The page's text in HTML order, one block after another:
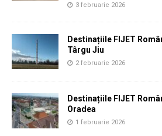
3 februarie 2026
Destinațiile FIJET
Târgu Jiu
2 februarie 2026
Destinațiile FIJET
Oradea
1 februarie 2026